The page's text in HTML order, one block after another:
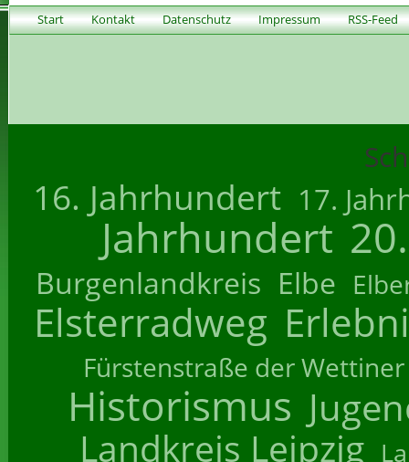
Start Kontakt Datenschutz Impressum RSS-Feed
16. Jahrhundert 17.
Jahrhundert
Burgenlandkreis Elbe
Elsterradweg
Fürstenstraße der Wettiner
Historismus
Landkreis Leipzig